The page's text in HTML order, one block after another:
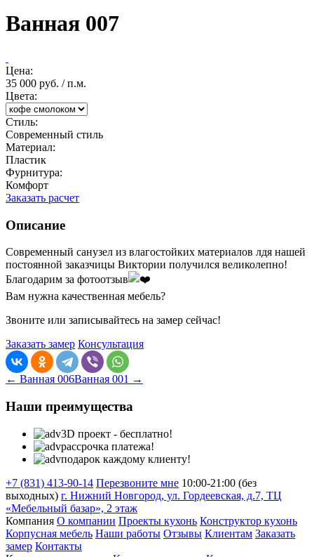
Ванная 007
Цена:
35 000 руб. / п.м.
Цвета:
Стиль:
Современный стиль
Материал:
Пластик
Фурнитура:
Комфорт
Заказать расчет
Описание
Современный санузел из влагостойких материалов лдя нашей
постоянной заказчицы Виктории получился великолепно!
Благодарим за фотоотзыв
Вам нужна качественная мебель?
Звоните или записывайтесь на замер сейчас!
Заказать замер Консультация
← Ванная 006Ванная 001 →
Наши преимущества
3D проект - бесплатно!
рассрочка платежа!
подарок каждому клиенту!
+7 (831) 413-90-14 Перезвоните мне 10:00-21:00 (без
выходных) г. Нижний Новгород, ул. Гордеевская, д.7, ТЦ
«Мебельный базар», 2 этаж
Компания О компании Проекты кухонь Конструктор кухонь
Корпусная мебель Наши работы Отзывы Клиентам Заказать
замер Контакты